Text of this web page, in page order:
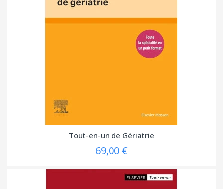
Tout-en-un de Gériatrie
69,00 €